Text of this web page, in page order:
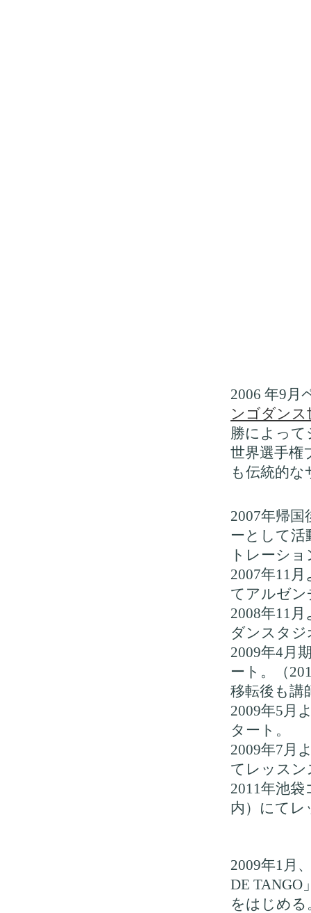
2006 年9月
ンゴダンス
勝によって
世界選手権
も伝統的
2007年帰
ーとして活
トレーシ
2007年11
てアルゼン
2008年11
ダンスタ
2009年4月
ート。（
移転後も講
2009年5月
タート。
2009年7月
てレッス
2011年池
内）にてレ
2009年1月
DE
をはじめ